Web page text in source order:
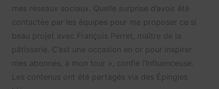
mes réseaux sociaux. Quelle surprise d’avoir été
contactée par les équipes pour me proposer ce si
beau projet avec François Perret, maître de la
pâtisserie. C’est une occasion en or pour inspirer
mes abonnés, à mon tour », confie l’influenceuse.
Les contenus ont été partagés via des Épingles